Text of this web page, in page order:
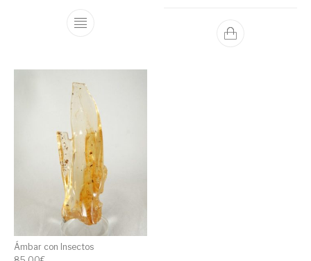
Ámbar con Insectos